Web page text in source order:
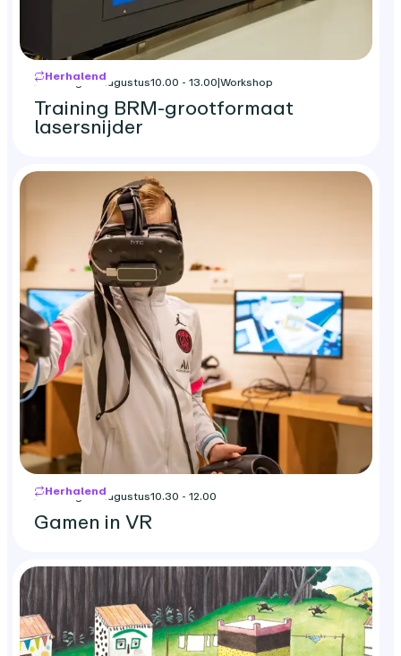
Herhalend
zaterdag 22 augustus10.00 - 13.00|Workshop
Training BRM-grootformaat
lasersnijder
Herhalend
zaterdag 22 augustus10.30 - 12.00
Gamen in VR